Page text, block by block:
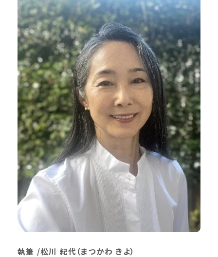
執筆 /松川 紀代（まつかわ きよ）